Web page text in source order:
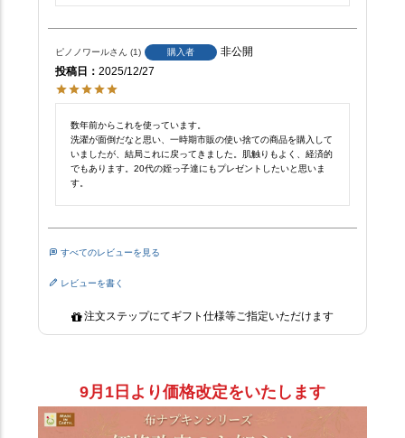
9月1日より価格改定をいたします
ピノノワール 1 購入者
非公開
投稿日
2025/12/27
数年前からこれを使っています。
洗濯が面倒だなと思い、一時期市販の使い捨ての商品を購入して
いましたが、結局これに戻ってきました。肌触りもよく、経済的
でもあります。20代の姪っ子達にもプレゼントしたいと思いま
す。
すべてのレビューを見る
レビューを書く
注文ステップにてギフト仕様等ご指定いただけます